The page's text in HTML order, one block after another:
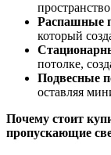
Распашные
который
потолке,
Подвесные
оставляя
Почему стоит
пропускающие